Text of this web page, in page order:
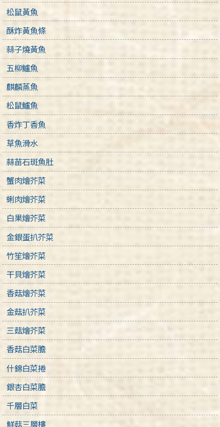
松鼠黃魚
酥炸黃魚條
蒜子燒黃魚
五柳鱸魚
麒麟蒸魚
松鼠鱸魚
香炸丁香魚
草魚滑水
蒜苗石斑魚肚
蟹肉燴芥菜
蜊肉燴芥菜
白果燴芥菜
金銀蛋扒芥菜
竹笙燴芥菜
干貝燴芥菜
香菇燴芥菜
金菇扒芥菜
三菇燴芥菜
香菇白菜膽
什錦白菜捲
銀杏白菜膽
千層白菜
鮮菇三層樓